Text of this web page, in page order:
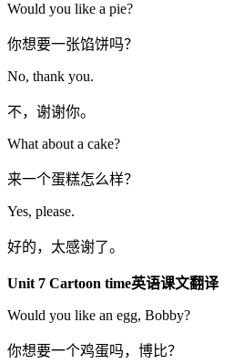
Would you like a pie?
你想要一张馅饼吗？
No, thank you.
不，谢谢你。
What about a cake?
来一个蛋糕怎么样？
Yes, please.
好的，太感谢了。
Unit 7 Cartoon time英语课文翻译
Would you like an egg, Bobby?
你想要一个鸡蛋吗，博比？